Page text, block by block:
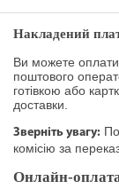
Накладений
Ви можете
поштового
готівкою або
доставки.
Зверніть увагу:
комісію за
Онлайн-